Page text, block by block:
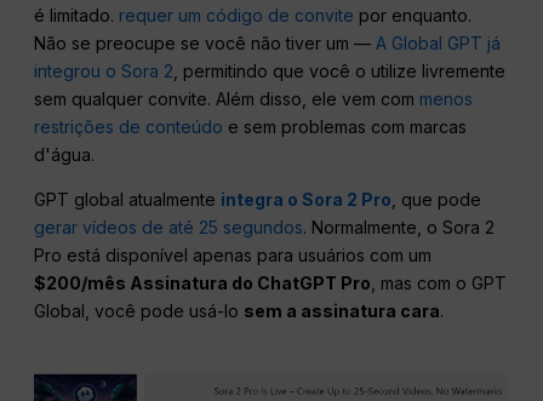
é limitado. requer um código de convite por enquanto.
Não se preocupe se você não tiver um —A Global GPT já
integrou o Sora 2 , permitindo que você o utilize livremente
sem qualquer convite. Além disso, ele vem com menos
restrições de conteúdo e sem problemas com marcas
d'água.
GPT global atualmente integra o Sora 2 Pro, que pode
gerar vídeos de até 25 segundos. Normalmente, o Sora 2
Pro está disponível apenas para usuários com um
$200/mês Assinatura do ChatGPT Pro, mas com o GPT
Global, você pode usá-lo sem a assinatura cara.